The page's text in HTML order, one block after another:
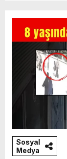
Sosyal
Medya